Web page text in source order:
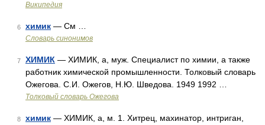
Википедия
6 химик — См …
Словарь синонимов
7 ХИМИК — ХИМИК, а, муж. Специалист по химии, а также
работник химической промышленности. Толковый словарь
Ожегова. С.И. Ожегов, Н.Ю. Шведова. 1949 1992 …
Толковый словарь Ожегова
8 химик — ХИМИК, а, м. 1. Хитрец, махинатор, интриган,